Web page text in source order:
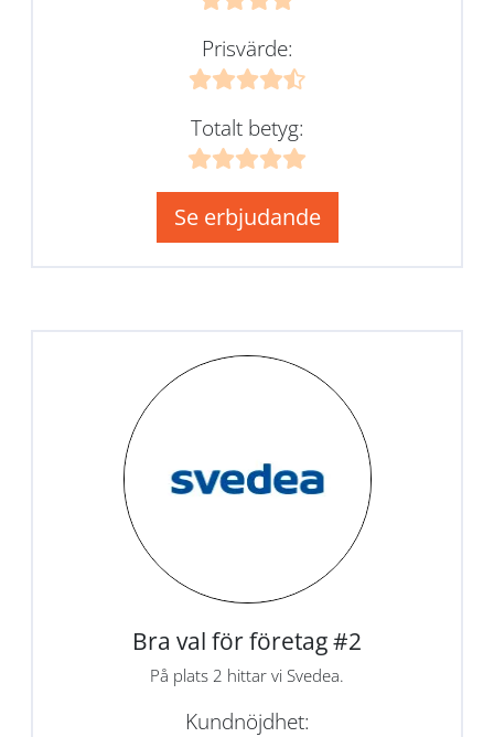
Prisvärde:
Totalt betyg:
Se erbjudande
Bra val för företag #2
På plats 2 hittar vi Svedea.
Kundnöjdhet: